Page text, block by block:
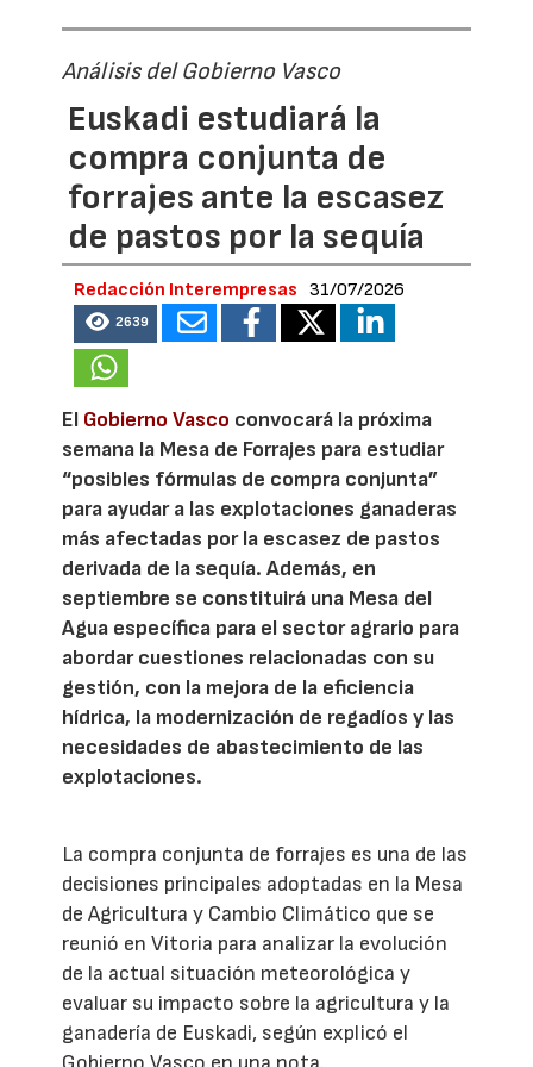
Análisis del Gobierno Vasco
Euskadi estudiará la
compra conjunta de
forrajes ante la escasez
de pastos por la sequía
Redacción Interempresas 31/07/2026
2639
El Gobierno Vasco convocará la próxima
semana la Mesa de Forrajes para estudiar
“posibles fórmulas de compra conjunta”
para ayudar a las explotaciones ganaderas
más afectadas por la escasez de pastos
derivada de la sequía. Además, en
septiembre se constituirá una Mesa del
Agua específica para el sector agrario para
abordar cuestiones relacionadas con su
gestión, con la mejora de la eficiencia
hídrica, la modernización de regadíos y las
necesidades de abastecimiento de las
explotaciones.
La compra conjunta de forrajes es una de las
decisiones principales adoptadas en la Mesa
de Agricultura y Cambio Climático que se
reunió en Vitoria para analizar la evolución
de la actual situación meteorológica y
evaluar su impacto sobre la agricultura y la
ganadería de Euskadi, según explicó el